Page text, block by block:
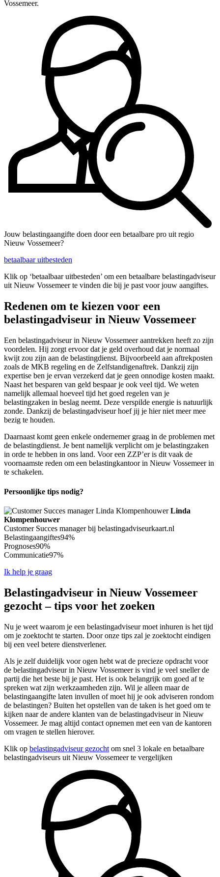
Vossemeer.
Jouw belastingaangifte doen door een betaalbare pro uit regio
Nieuw Vossemeer?
betaalbaar uitbesteden
Klik op ‘betaalbaar uitbesteden’ om een betaalbare belastingadviseur
uit Nieuw Vossemeer te vinden die bij je past voor jouw aangiftes.
Redenen om te kiezen voor een
belastingadviseur in Nieuw Vossemeer
Een belastingadviseur in Nieuw Vossemeer aantrekken heeft zo zijn
voordelen. Hij zorgt ervoor dat je geld overhoud dat je normaal
kwijt zou zijn aan de belastingdienst. Bijvoorbeeld aan aftrekposten
zoals de MKB regeling en de Zelfstandigenaftrek. Dankzij zijn
expertise ben je ervan verzekerd dat je geen onnodige kosten maakt.
Naast het besparen van geld bespaar je ook veel tijd. We weten
namelijk allemaal hoeveel tijd het goed regelen van je
belastingzaken in beslag neemt. Deze verspilde energie is natuurlijk
zonde. Dankzij de belastingadviseur hoef jij je hier niet meer mee
bezig te houden.
Daarnaast komt geen enkele ondernemer graag in de problemen met
de belastingdienst. Je bent namelijk verplicht om je belastingzaken
in orde te hebben in ons land. Voor een ZZP’er is dit vaak de
voornaamste reden om een belastingkantoor in Nieuw Vossemeer in
te schakelen.
Persoonlijke tips nodig?
Linda
Klompenhouwer
Customer Succes manager bij belastingadviseurkaart.nl
Belastingaangiftes94%
Prognoses90%
Communicatie97%
Ik help je graag
Belastingadviseur in Nieuw Vossemeer
gezocht – tips voor het zoeken
Nu je weet waarom je een belastingadviseur moet inhuren is het tijd
om je zoektocht te starten. Door onze tips zal je zoektocht eindigen
bij een veel betere dienstverlener.
Als je zelf duidelijk voor ogen hebt wat de precieze opdracht voor
de belastingadviseur in Nieuw Vossemeer is vind je veel sneller de
partij die het beste bij je past. Het is ook belangrijk om goed af te
spreken wat zijn werkzaamheden zijn. Wil je alleen maar de
belastingaangifte laten invullen of moet hij je ook adviseren rondom
de belastingen? Buiten het opstellen van de taken is het goed om te
kijken naar de andere klanten van de belastingadviseur in Nieuw
Vossemeer. Je mag altijd contact opnemen met een van de kantoren
om vragen te stellen hierover.
Klik op belastingadviseur gezocht om snel 3 lokale en betaalbare
belastingadviseurs uit Nieuw Vossemeer te vergelijken